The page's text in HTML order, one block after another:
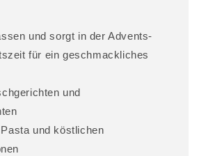
und sorgt in der Advents-
für ein geschmackliches
und
und köstlichen